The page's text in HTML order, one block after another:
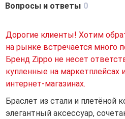
Вопросы и ответы 0
Дорогие клиенты! Хотим
на рынке встречается много
Бренд Zippo не несет
купленные на маркетплейсах
интернет-магазинах.
Браслет из стали и плетёной
элегантный аксессуар,